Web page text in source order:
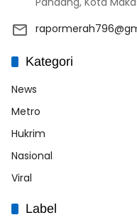
Kategori
News
Metro
Hukrim
Nasional
Viral
Label